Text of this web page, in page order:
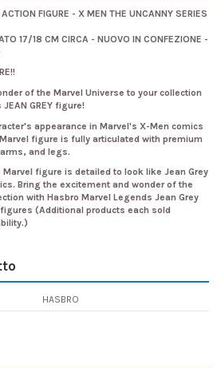
FIGURE - X MEN THE UNCANNY SERIES
17/18 CM CIRCA - NUOVO IN CONFEZIONE -
of the Marvel Universe to your collection
GREY figure!
appearance in Marvel's X-Men comics
figure is fully articulated with premium
and legs.
figure is detailed to look like Jean Grey
Bring the excitement and wonder of the
with Hasbro Marvel Legends Jean Grey
(Additional products each sold
HASBRO